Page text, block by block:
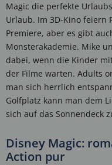
Magic die perfekte
Urlaub. Im 3D-Kino feiern
Premiere, aber es gibt
Monsterakademie. Mike
dabei, wenn die Kinder
der Filme warten. Adults
man sich herrlich
Golfplatz kann man dem
sich auf das Sonnendeck
Disney Magic:
Action pur